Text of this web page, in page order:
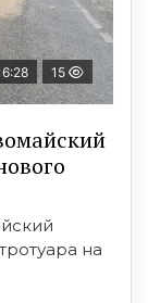
15
на